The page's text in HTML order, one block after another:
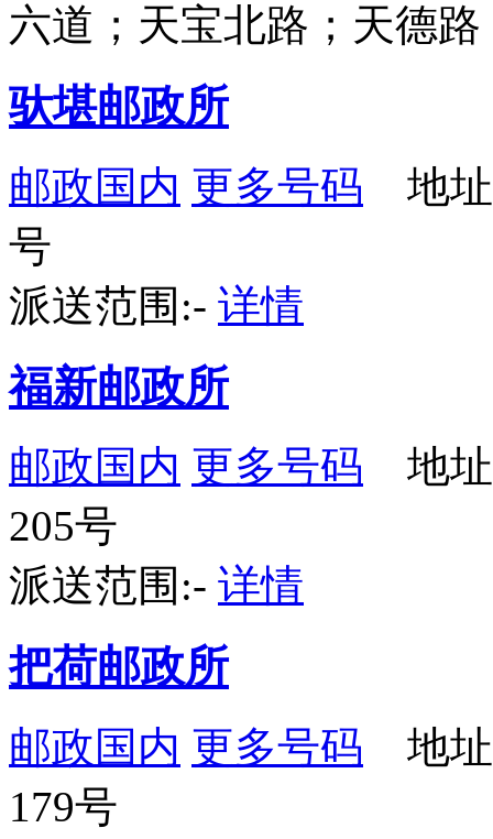
六道；天宝北路；天德
驮堪邮政所
邮政国内 更多号码 地址
号
派送范围:- 详情
福新邮政所
邮政国内 更多号码 地址
205号
派送范围:- 详情
把荷邮政所
邮政国内 更多号码 地址
179号